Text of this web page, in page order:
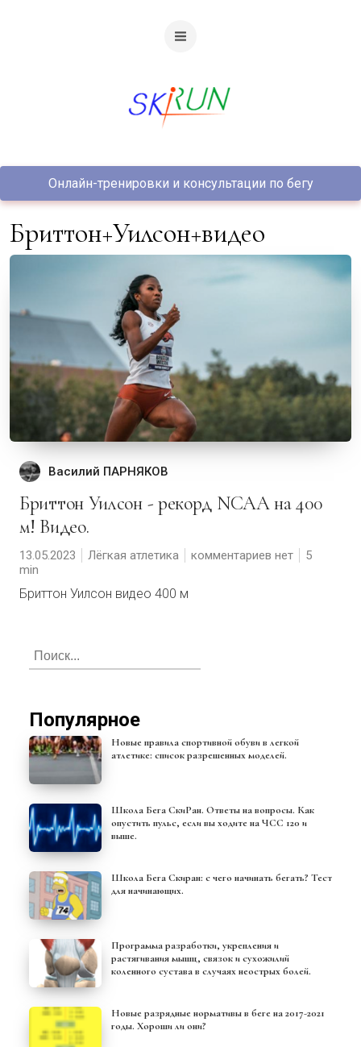
Онлайн-тренировки и консультации по бегу
Бриттон+Уилсон+видео
Василий ПАРНЯКОВ
Бриттон Уилсон - рекорд NCAA на 400
м! Видео.
13.05.2023 Лёгкая атлетика комментариев нет 5
Бриттон Уилсон видео 400 м
Популярное
Новые правила спортивной обуви в легкой
атлетике: список разрешенных моделей.
Школа Бега СкиРан. Ответы на вопросы. Как
опустить пульс, если вы ходите на ЧСС 120 и
выше.
Школа Бега Скиран: с чего начинать бегать? Тест
для начинающих.
Программа разработки, укрепления и
растягивания мышц, связок и сухожилий
коленного сустава в случаях неострых болей.
Новые разрядные нормативы в беге на 2017-2021
годы. Хороши ли они?